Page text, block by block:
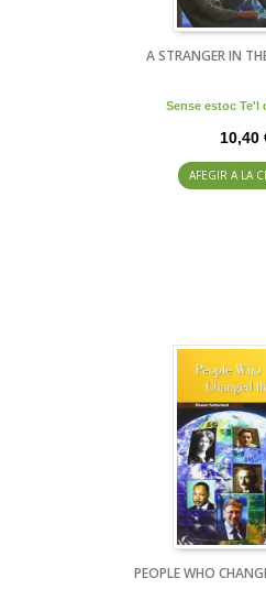
A STRANGER IN
Sense estoc Te'l
10,40
AFEGIR A LA
PEOPLE WHO